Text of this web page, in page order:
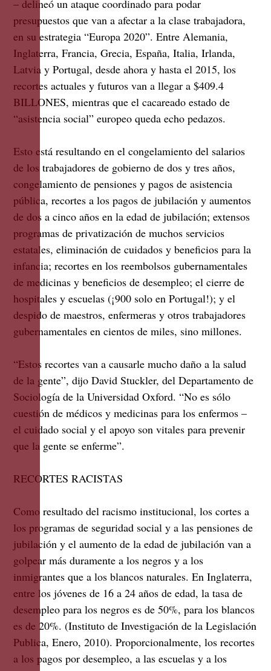
– delineó un ataque coordinado para podar
presupuestos que van a afectar a la clase trabajadora,
en su estrategia “Europa 2020”. Entre Alemania,
Inglaterra, Francia, Grecia, España, Italia, Irlanda,
Latvia y Portugal, desde ahora y hasta el 2015, los
recortes actuales y futuros van a llegar a $409.4
BILLONES, mientras que el cacareado estado de
“asistencia social” europeo queda echo pedazos.
Esto está resultando en el congelamiento del salarios
de los trabajadores de gobierno de dos y tres años,
congelamiento de pensiones y pagos de asistencia
pública, recortes a los pagos de jubilación y aumentos
de dos a cinco años en la edad de jubilación; extensos
programas de privatización de muchos servicios
estatales, eliminación de cuidados y beneficios para la
infancia; recortes en los reembolsos gubernamentales
de medicinas y beneficios de desempleo; el cierre de
hospitales y escuelas (¡900 solo en Portugal!); y el
despido de maestros, enfermeras y otros trabajadores
gubernamentales en cientos de miles, sino millones.
“Estos recortes van a causarle mucho daño a la salud
de la gente”, dijo David Stuckler, del Departamento de
Sociología de la Universidad Oxford. “No es sólo
cuestión de médicos y medicinas para los enfermos –
el cuidado social y el apoyo son vitales para prevenir
que la gente se enferme”.
RECORTES RACISTAS
Como resultado del racismo institucional, los cortes a
los programas de seguridad social y a las pensiones de
jubilación y el aumento de la edad de jubilación van a
golpear más duramente a los negros y a los
inmigrantes que a los blancos naturales. En Inglaterra,
entre los jóvenes de 16 a 24 años de edad, la tasa de
desempleo para los negros es de 50%, para los blancos
es de 20%. (Instituto de Investigación de la Legislación
Publica, Enero, 2010). Proporcionalmente, los recortes
a los pagos por desempleo, a las escuelas y a los